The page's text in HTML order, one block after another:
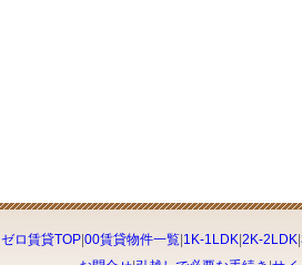
ゼロ賃貸TOP| 00賃貸物件一覧| 1K-1LDK| 2K-2LDK|